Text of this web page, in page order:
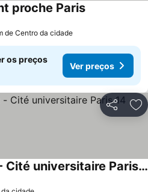
proche Paris
de Centro da cidade
os preços
Ver preços
Partilhar
Le Champs-Elysees - Cité universitaire Paris 14